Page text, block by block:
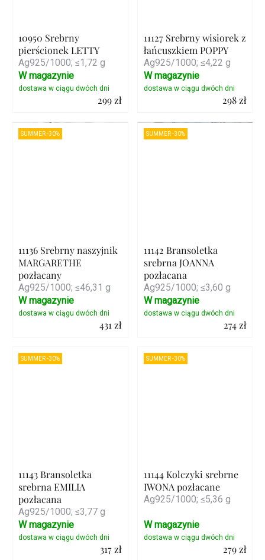
10950 Srebrny
pierścionek LETTY
Ag925/1000; ≤1,72 g
299 zł
Szczegóły
W magazynie
11127 Srebrny wisiorek z
łańcuszkiem POPPY
Ag925/1000; ≤4,22 g
298 zł
Szczegóły
W magazynie
SUMMER -30%
11136 Srebrny naszyjnik
MARGARETHE
pozłacany
Ag925/1000; ≤46,31 g
431 zł
W magazynie
SUMMER -30%
11142 Bransoletka
srebrna JOANNA
pozłacana
Ag925/1000; ≤3,60 g
274 zł
W magazynie
SUMMER -30%
11143 Bransoletka
srebrna EMILIA
pozłacana
Ag925/1000; ≤3,77 g
317 zł
W magazynie
SUMMER -30%
11144 Kolczyki srebrne
IWONA pozłacane
Ag925/1000; ≤5,36 g
279 zł
W magazynie